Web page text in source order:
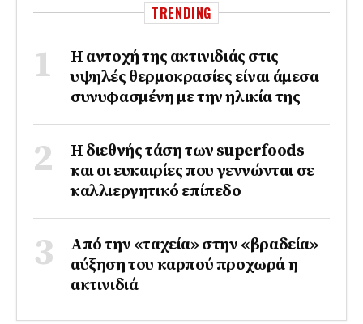
TRENDING
Η αντοχή της ακτινιδιάς στις
υψηλές θερμοκρασίες είναι άμεσα
συνυφασμένη με την ηλικία της
Η διεθνής τάση των superfoods
και οι ευκαιρίες που γεννώνται σε
καλλιεργητικό επίπεδο
Από την «ταχεία» στην «βραδεία»
αύξηση του καρπού προχωρά η
ακτινιδιά